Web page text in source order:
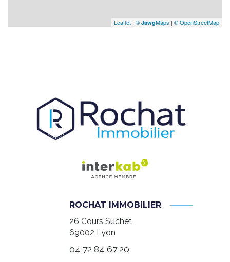
Leaflet | © JawgMaps | © OpenStreetMap
ROCHAT IMMOBILIER
26 Cours Suchet
69002 Lyon
04 72 84 67 20